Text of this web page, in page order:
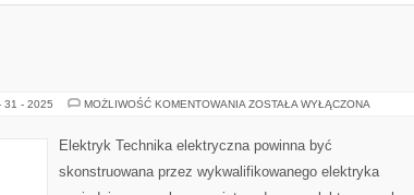
31 - 2025 MOŻLIWOŚĆ KOMENTOWANIA OŚWIETLENIE
ZOSTAŁA WYŁĄCZONA
Elektryk Technika elektryczna powinna być
skonstruowana przez wykwalifikowanego elektryka